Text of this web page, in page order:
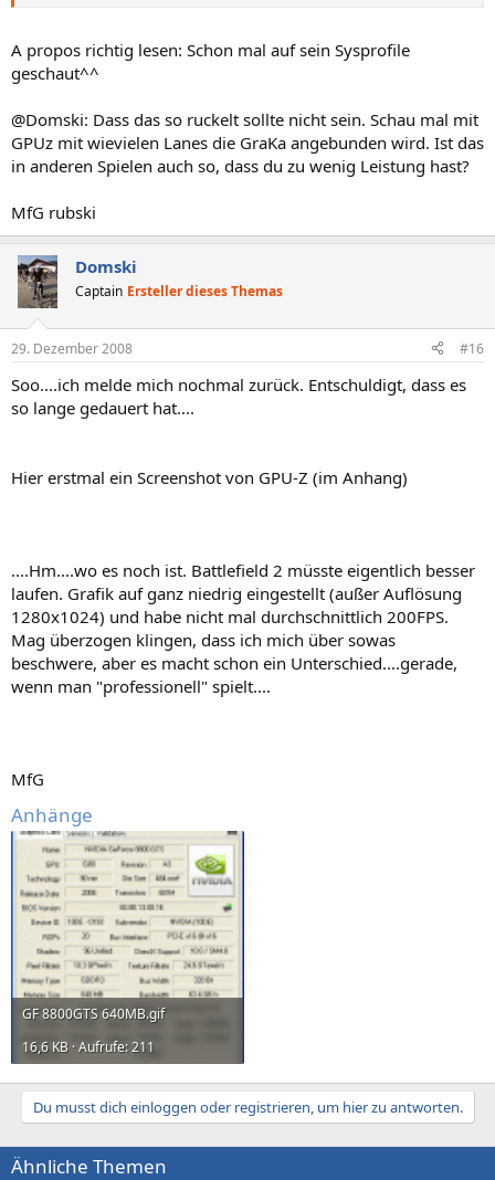
A propos richtig lesen: Schon mal auf sein Sysprofile
geschaut^^
@Domski: Dass das so ruckelt sollte nicht sein. Schau mal mit
GPUz mit wievielen Lanes die GraKa angebunden wird. Ist das
in anderen Spielen auch so, dass du zu wenig Leistung hast?
MfG rubski
Domski
Captain Ersteller dieses Themas
29. Dezember 2008 #16
Soo....ich melde mich nochmal zurück. Entschuldigt, dass es
so lange gedauert hat....
Hier erstmal ein Screenshot von GPU-Z (im Anhang)
....Hm....wo es noch ist. Battlefield 2 müsste eigentlich besser
laufen. Grafik auf ganz niedrig eingestellt (außer Auflösung
1280x1024) und habe nicht mal durchschnittlich 200FPS.
Mag überzogen klingen, dass ich mich über sowas
beschwere, aber es macht schon ein Unterschied....gerade,
wenn man "professionell" spielt....
MfG
Anhänge
GF 8800GTS 640MB.gif
16,6 KB · Aufrufe: 211
Du musst dich einloggen oder registrieren, um hier zu antworten.
Ähnliche Themen